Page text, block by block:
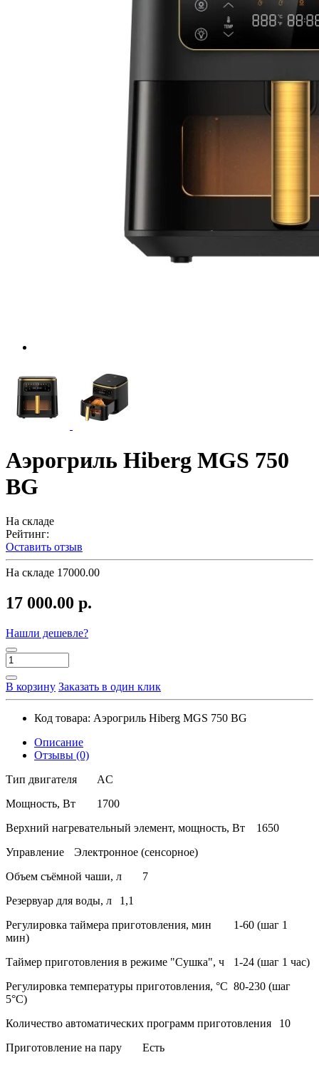
Аэрогриль Hiberg MGS 750
BG
На складе
Рейтинг:
Оставить отзыв
На складе 17000.00
17 000.00 р.
Нашли дешевле?
В корзину Заказать в один клик
Код товара: Аэрогриль Hiberg MGS 750 BG
Описание
Отзывы (0)
Тип двигателя
AC
Мощность, Вт
1700
Верхний нагревательный элемент, мощность, Вт
1650
Управление
Электронное (сенсорное)
Объем съёмной чаши, л
7
Резервуар для воды, л
1,1
Регулировка таймера приготовления, мин
1-60 (шаг 1
мин)
Таймер приготовления в режиме "Сушка", ч
1-24 (шаг 1 час)
Регулировка температуры приготовления, °C 80-230 (шаг
5°C)
Количество автоматических программ приготовления
10
Приготовление на пару
Есть